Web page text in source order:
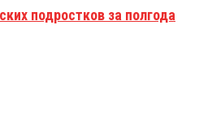
подростков за полгода